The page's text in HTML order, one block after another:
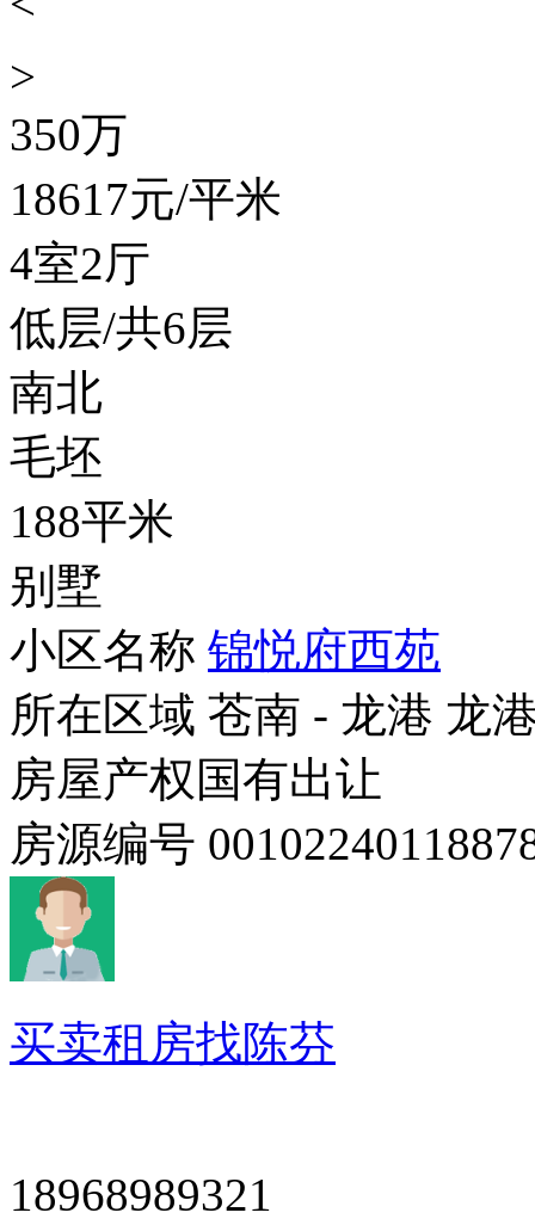
>
350万
18617元/平米
4室2厅
低层/共6层
南北
毛坯
188平米
别墅
小区名称 锦悦府西苑
所在区域 苍南 - 龙港 龙
房屋产权 国有出让
房源编号
买卖租房找陈芬
18968989321